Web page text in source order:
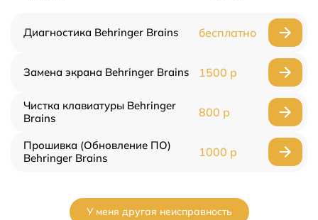
Диагностика Behringer Brains бесплатно
Замена экрана Behringer Brains 1500 р
Чистка клавиатуры Behringer
Brains
800 р
Прошивка (Обновление ПО)
Behringer Brains
1000 р
У меня другая неисправность